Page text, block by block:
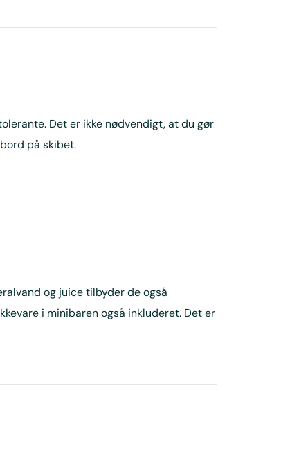
Det er ikke nødvendigt, at du gør
på skibet.
og juice tilbyder de også
i minibaren også inkluderet. Det er